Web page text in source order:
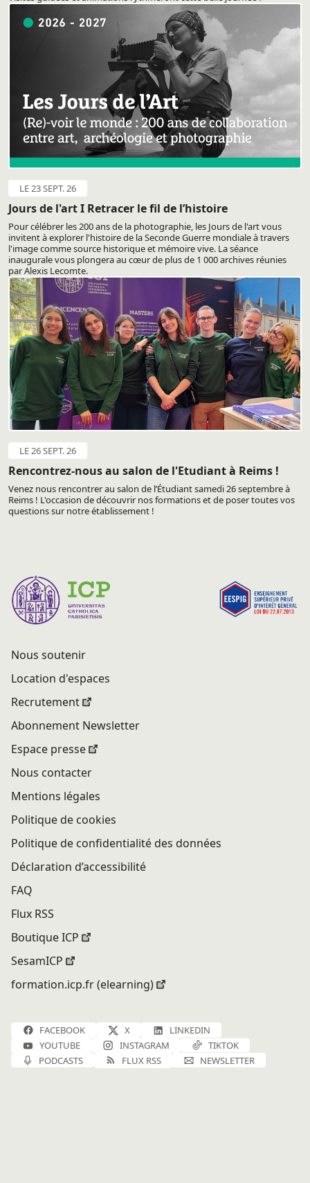
LE 23 SEPT. 26
Jours de l'art I Retracer le fil de l’histoire
Pour célébrer les 200 ans de la photographie, les Jours de l'art vous
invitent à explorer l'histoire de la Seconde Guerre mondiale à travers
l'image comme source historique et mémoire vive. La séance
inaugurale vous plongera au cœur de plus de 1 000 archives réunies
par Alexis Lecomte.
LE 26 SEPT. 26
Rencontrez-nous au salon de l'Etudiant à Reims !
Venez nous rencontrer au salon de l’Étudiant samedi 26 septembre à
Reims ! L'occasion de découvrir nos formations et de poser toutes vos
questions sur notre établissement !
Nous soutenir
Location d'espaces
Recrutement
Abonnement Newsletter
Espace presse
Nous contacter
Mentions légales
Politique de cookies
Politique de confidentialité des données
Déclaration d’accessibilité
FAQ
Flux RSS
Boutique ICP
SesamICP
formation.icp.fr (elearning)
FACEBOOK X
LINKEDIN
YOUTUBE
INSTAGRAM
TIKTOK
PODCASTS
FLUX RSS NEWSLETTER